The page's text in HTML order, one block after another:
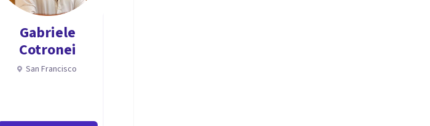
Gabriele
Cotronei
San Francisco